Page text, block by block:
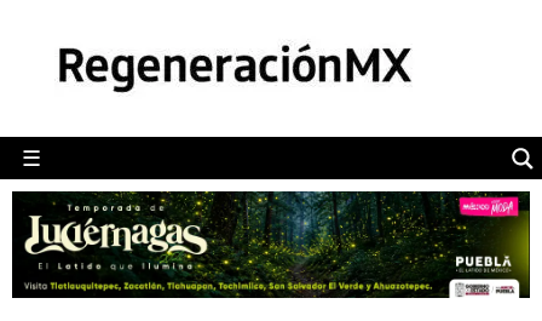
☰
POLÍTICA
CAMALEÓN
OPINIÓN
DEPORTES